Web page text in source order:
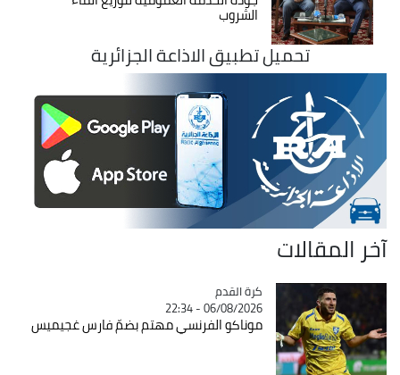
الشروب
تحميل تطبيق الاذاعة الجزائرية
آخر المقالات
Catégorie
كرة القدم
06/08/2026 - 22:34
موناكو الفرنسي مهتم بضمّ فارس غجيميس